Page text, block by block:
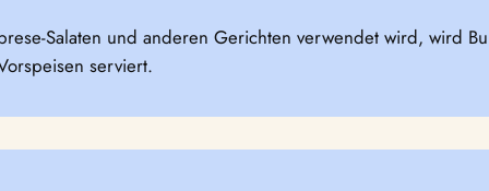
Salaten und anderen Gerichten verwendet wird, wird
serviert.